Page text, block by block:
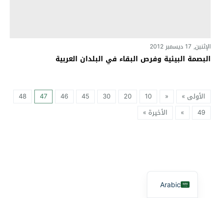
الإثنين, 17 ديسمبر 2012
البصمة البيئية وفرص البقاء في البلدان العربية
الأولى » «
10
20
30
45
46
47
48
49
» الأخيرة »
Arabic